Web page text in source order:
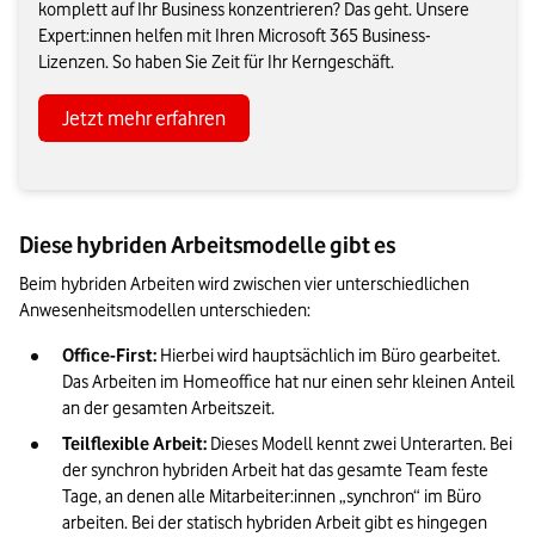
komplett auf Ihr Business konzentrieren? Das geht. Unsere
Expert:innen helfen mit Ihren Microsoft 365 Business-
Lizenzen. So haben Sie Zeit für Ihr Kerngeschäft.
Jetzt mehr erfahren
Diese hybriden Arbeitsmodelle gibt es
Beim hybriden Arbeiten wird zwischen vier unterschiedlichen
Anwesenheitsmodellen unterschieden:
Office-First: Hierbei wird hauptsächlich im Büro gearbeitet.
Das Arbeiten im Homeoffice hat nur einen sehr kleinen Anteil
an der gesamten Arbeitszeit.
Teilflexible Arbeit: Dieses Modell kennt zwei Unterarten. Bei
der synchron hybriden Arbeit hat das gesamte Team feste
Tage, an denen alle Mitarbeiter:innen „synchron“ im Büro
arbeiten. Bei der statisch hybriden Arbeit gibt es hingegen